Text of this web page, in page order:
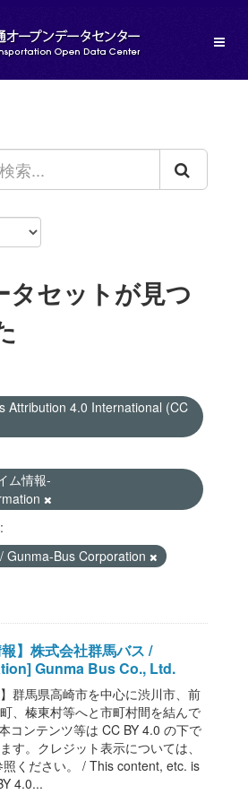
タセットが見つ
Attribution 4.0 International (CC
ム情報-
Gunma-Bus Corporation
報】株式会社群馬バス /
Gunma Bus Co., Ltd.
群馬県高崎市を中心に渋川市、前
、榛東村等へと市町村間を結んで
コンテンツ等は CC BY 4.0 の下で
す。クレジット表示については、
ください。 / This content, etc. is
4.0...